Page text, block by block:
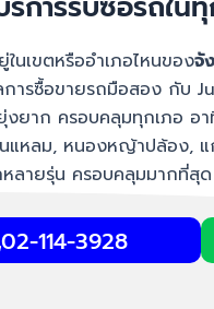
นเขตหรืออำเภอไหนของจั
การซื้อขายรถมือสอง กับ
ยาก ครอบคลุมทุกเภอ อา
แหลม, หนองหญ้าปล้อง, แ
ลายรุ่น ครอบคลุมมากที่สุด
02-114-3928